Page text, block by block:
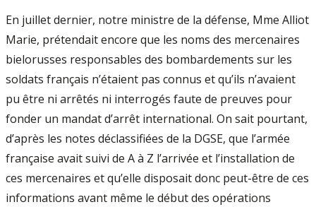
En juillet dernier, notre ministre de la défense, Mme Alliot
Marie, prétendait encore que les noms des mercenaires
bielorusses responsables des bombardements sur les
soldats français n’étaient pas connus et qu’ils n’avaient
pu être ni arrêtés ni interrogés faute de preuves pour
fonder un mandat d’arrêt international. On sait pourtant,
d’après les notes déclassifiées de la DGSE, que l’armée
française avait suivi de A à Z l’arrivée et l’installation de
ces mercenaires et qu’elle disposait donc peut-être de ces
informations avant même le début des opérations